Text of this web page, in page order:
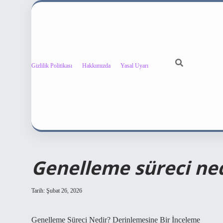
Gizlilik Politikası Hakkımızda Yasal Uyarı
Genelleme süreci
Tarih: Şubat 26, 2026
Genelleme Süreci Nedir? Derinlemesine Bir İnceleme